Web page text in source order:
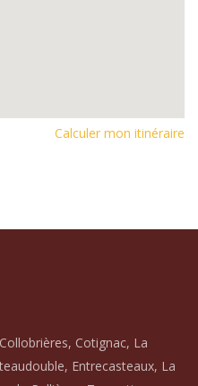
Calculer mon itinéraire
Cotignac, La
Entrecasteaux, La